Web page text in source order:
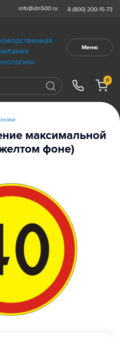
info@idn500.ru 8 (800) 200-15-73
Меню
0
максимальной
фоне)